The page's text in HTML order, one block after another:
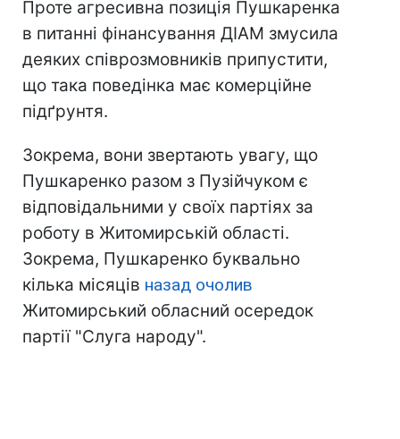
Проте агресивна позиція Пушкаренка
в питанні фінансування ДІАМ змусила
деяких співрозмовників припустити,
що така поведінка має комерційне
підґрунтя.
Зокрема, вони звертають увагу, що
Пушкаренко разом з Пузійчуком є
відповідальними у своїх партіях за
роботу в Житомирській області.
Зокрема, Пушкаренко буквально
кілька місяців назад очолив
Житомирський обласний осередок
партії "Слуга народу".